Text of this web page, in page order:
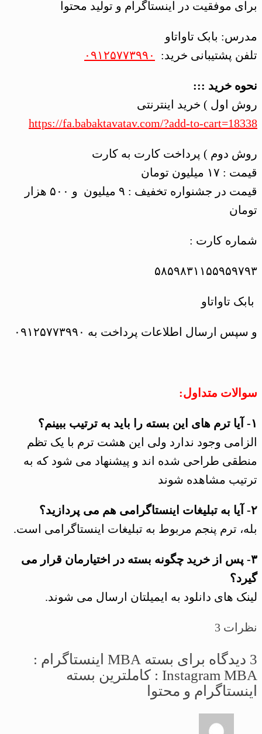
برای موفقیت در اینستاگرام و تولید محتوا
مدرس: بابک تاواتاو
تلفن پشتیبانی خرید:
۰۹۱۲۵۷۷۳۹۹۰
نحوه خرید :::
روش اول ) خرید اینترنتی
https://fa.babaktavatav.com/?add-to-cart=18338
روش دوم ) پرداخت کارت به کارت
قیمت : ۱۷ میلیون تومان
قیمت در جشنواره تخفیف : ۹ میلیون و ۵۰۰ هزار
تومان
شماره کارت :
۵۸۵۹۸۳۱۱۵۵۹۵۹۷۹۳
بابک تاواتاو
و سپس ارسال اطلاعات پرداخت به ۰۹۱۲۵۷۷۳۹۹۰
سوالات متداول:
۱- آیا ترم های این بسته را باید به ترتیب ببینم؟
الزامی وجود ندارد ولی این هشت ترم با یک تظم
منطقی طراحی شده اند و پیشنهاد می شود که به
ترتیب مشاهده شوند
۲- آیا به تبلیغات اینستاگرامی هم می پردازید؟
بله، ترم پنجم مربوط به تبلیغات اینستاگرامی است.
۳- پس از خرید چگونه بسته در اختیارمان قرار می
گیرد؟
لینک های دانلود به ایمیلتان ارسال می شوند.
نظرات 3
3 دیدگاه برای
بسته MBA اینستاگرام :
Instagram MBA : کاملترین بسته
اینستاگرام و محتوا